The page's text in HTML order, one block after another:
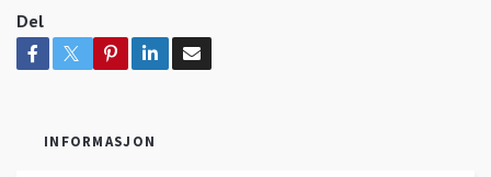
Del
INFORMASJON